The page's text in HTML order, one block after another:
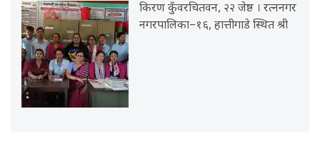
किरण कुँवरचितवन, २२ जेष्ठ । रत्ननगर
नगरपालिका–१६, हात्तीगाडे स्थित श्री